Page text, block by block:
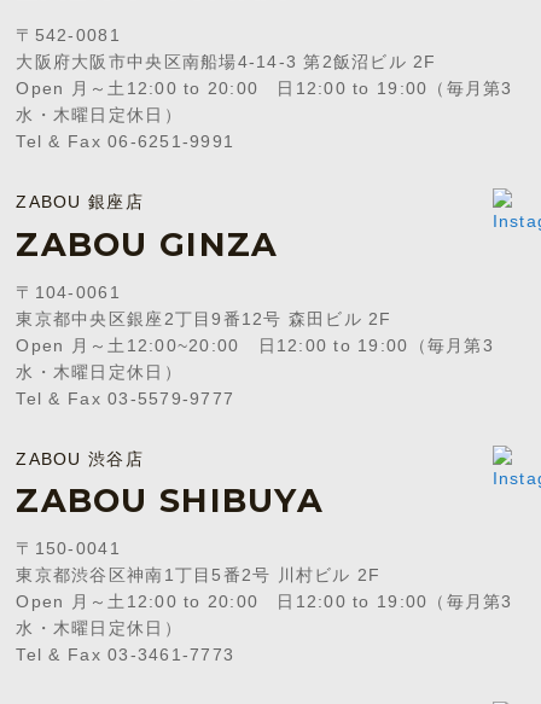
〒542-0081
大阪府大阪市中央区南船場4-14-3 第2飯沼ビル 2F
Open 月～土12:00 to 20:00 日12:00 to 19:00（毎月第3
水・木曜日定休日）
Tel & Fax 06-6251-9991
ZABOU 銀座店
ZABOU GINZA
〒104-0061
東京都中央区銀座2丁目9番12号 森田ビル 2F
Open 月～土12:00~20:00 日12:00 to 19:00（毎月第3
水・木曜日定休日）
Tel & Fax 03-5579-9777
ZABOU 渋谷店
ZABOU SHIBUYA
〒150-0041
東京都渋谷区神南1丁目5番2号 川村ビル 2F
Open 月～土12:00 to 20:00 日12:00 to 19:00（毎月第3
水・木曜日定休日）
Tel & Fax 03-3461-7773